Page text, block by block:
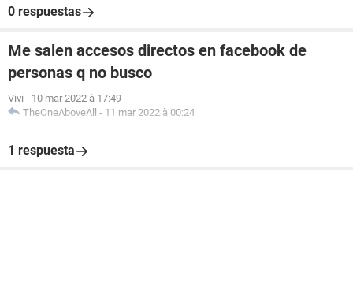
0 respuestas
Me salen accesos directos en facebook de
personas q no busco
Vivi - 10 mar 2022 à 17:49
TheOneAboveAll - 11 mar 2022 à 00:24
1 respuesta